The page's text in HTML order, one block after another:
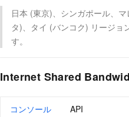
日本 (東京)、シンガポール、
タ)、タイ (バンコク) リージョ
す。
Internet Shared
コンソール API